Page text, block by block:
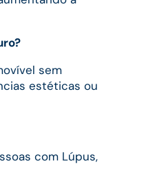
sem
estéticas ou
com Lúpus,